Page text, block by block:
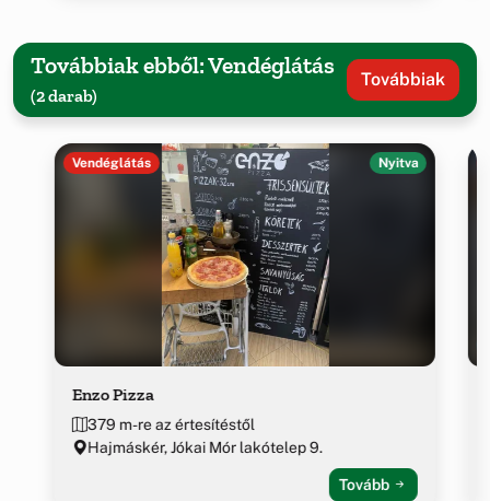
Továbbiak ebből: Vendéglátás
(2 darab)
Továbbiak
Vendéglátás Nyitva
Enzo Pizza
379 m-re az értesítéstől
Hajmáskér, Jókai Mór lakótelep 9.
Tovább